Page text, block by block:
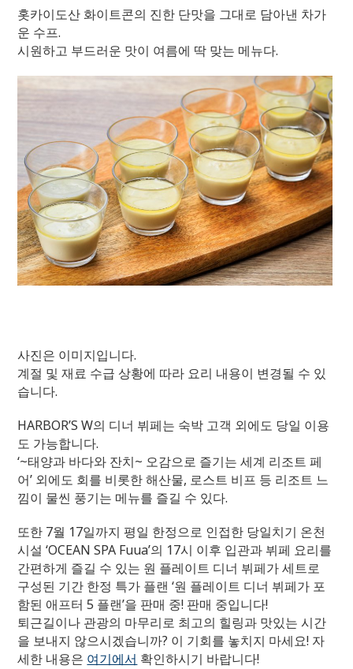
홋카이도산 화이트콘의 진한 단맛을 그대로 담아낸 차가
운 수프.
시원하고 부드러운 맛이 여름에 딱 맞는 메뉴다.
사진은 이미지입니다.
계절 및 재료 수급 상황에 따라 요리 내용이 변경될 수 있
습니다.
HARBOR’S W의 디너 뷔페는 숙박 고객 외에도 당일 이용
도 가능합니다.
‘~태양과 바다와 잔치~ 오감으로 즐기는 세계 리조트 페
어’ 외에도 회를 비롯한 해산물, 로스트 비프 등 리조트 느
낌이 물씬 풍기는 메뉴를 즐길 수 있다.
또한 7월 17일까지 평일 한정으로 인접한 당일치기 온천
시설 ‘OCEAN SPA Fuua’의 17시 이후 입관과 뷔페 요리를
간편하게 즐길 수 있는 원 플레이트 디너 뷔페가 세트로
구성된 기간 한정 특가 플랜 ‘원 플레이트 디너 뷔페가 포
함된 애프터 5 플랜’을 판매 중! 판매 중입니다!
퇴근길이나 관광의 마무리로 최고의 힐링과 맛있는 시간
을 보내지 않으시겠습니까? 이 기회를 놓치지 마세요! 자
세한 내용은 여기에서 확인하시기 바랍니다!